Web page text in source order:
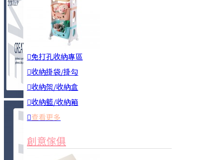
居家清潔
查看更多
餐飲廚具
廚房收納
免打孔收納專區
收納掛袋/掛勾
收納架/收納盒
收納籃/收納箱
查看更多
創意傢俱